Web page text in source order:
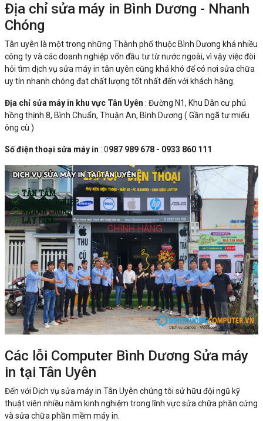
Địa chỉ sửa máy in Bình Dương - Nhanh
Chóng
Tân uyên là một trong những Thành phố thuộc Bình Dương khá nhiều
công ty và các doanh nghiệp vốn đầu tư từ nước ngoài, vì vậy việc đòi
hỏi tìm dịch vụ sửa máy in tân uyên cũng khá khó để có nơi sửa chữa
uy tín nhanh chóng đạt chất lượng tốt nhất đến với khách hàng.
Địa chỉ sửa máy in khu vực Tân Uyên : Đường N1, Khu Dân cư phú
hồng thịnh 8, Bình Chuẩn, Thuận An, Bình Dương ( Gần ngã tư miếu
ông cù )
Số điện thoại sửa máy in : 0987 989 678 - 0933 860 111
Các lỗi Computer Bình Dương Sửa máy
in tại Tân Uyên
Đến với Dịch vụ sửa máy in Tân Uyên chúng tôi sử hữu đội ngũ kỹ
thuật viên nhiều năm kinh nghiệm trong lĩnh vực sửa chữa phần cứng
và sửa chữa phần mềm máy in.